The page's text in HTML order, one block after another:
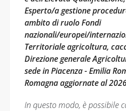
Esperto/a gestione
ambito di ruolo Fondi
nazionali/europei/
Territoriale agricoltura,
Direzione generale
sede in Piacenza - Emilia
Romagna aggiornate al
In questo modo, è possibile